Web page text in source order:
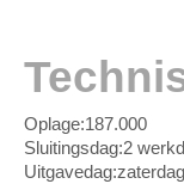
Oplage:187.000
Sluitingsdag:2
Uitgavedag:zaterdag